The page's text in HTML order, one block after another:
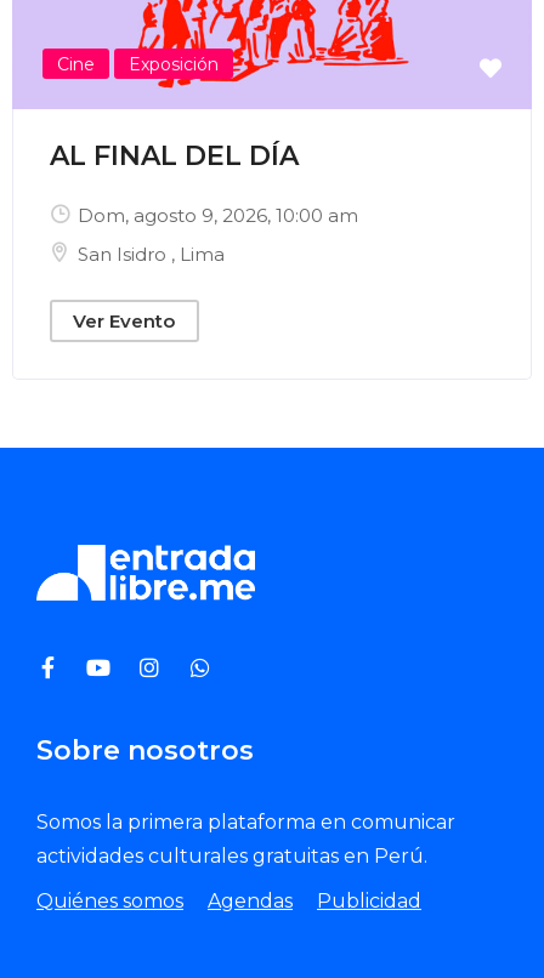
Cine Exposición
AL FINAL DEL DÍA
Dom, agosto 9, 2026, 10:00 am
San Isidro , Lima
Ver Evento
Sobre nosotros
Somos la primera plataforma en comunicar
actividades culturales gratuitas en Perú.
Quiénes somos
Agendas Publicidad